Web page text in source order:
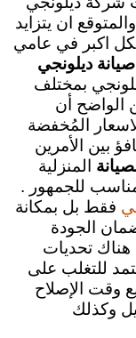
ان يتزايد
اكبر في عامي
صيانة ديلونجي
بمختلف
الواضح أن
المُخفضة
بين الأمرين
المنزلية
للجمهور .
فقط بل بمكانة
الجودة
هناك تحديات
للتغلب على
وقت الإصلاح
وكذلك